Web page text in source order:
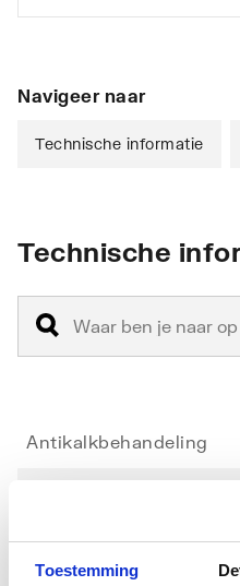
Toestemming
Navigeer naar
Technische informatie
Technische
Antikalkbehandeling
Geschikt voor montage